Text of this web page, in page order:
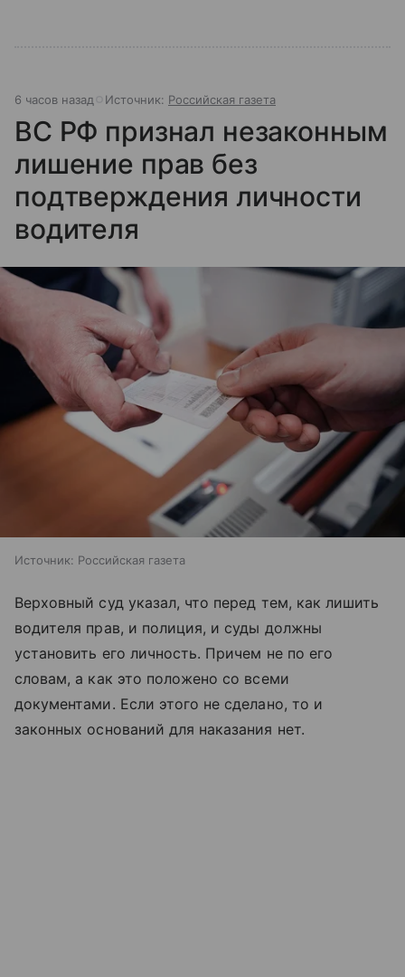
6 часов назад Источник: Российская газета
ВС РФ признал незаконным
лишение прав без
подтверждения личности
водителя
Источник: Российская газета
Верховный суд указал, что перед тем, как лишить
водителя прав, и полиция, и суды должны
установить его личность. Причем не по его
словам, а как это положено со всеми
документами. Если этого не сделано, то и
законных оснований для наказания нет.